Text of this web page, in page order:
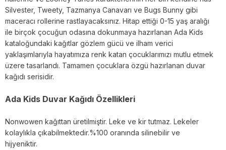
Silvester, Tweety, Tazmanya Canavarı ve Bugs Bunny gibi
maceracı rollerine rastlayacaksınız. Hitap ettiği 0-15 yaş aralığı
ile birçok çocuğun odasına dokunmaya hazırlanan Ada Kids
kataloğundaki kağıtlar gözlem gücü ve ilham verici
yaklaşımlarıyla hayatımıza renk katan çocuklarımızı mutlu etmek
üzere tasarlandı. Tamamen çocuklara özgü hazırlanan duvar
kağıdı serisidir.
Ada Kids Duvar Kağıdı Özellikleri
Nonwowen kağıttan üretilmiştir. Leke ve kir tutmaz. Lekeler
kolaylıkla çıkabilmektedir.%100 oranında silinebilir ve
hijyeniktir.